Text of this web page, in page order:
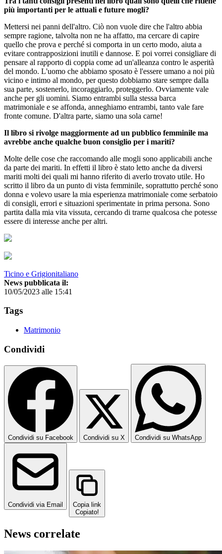
più importanti per le attuali e future mogli?
Mettersi nei panni dell'altro. Ciò non vuole dire che l'altro abbia
sempre ragione, talvolta non ne ha affatto, ma cercare di capire
quello che prova e perché si comporta in un certo modo, aiuta a
evitare contrapposizioni inutili e dannose. E poi vorrei consigliare di
pensare al rapporto di coppia come ad un'alleanza contro le asperità
del mondo. L'uomo che abbiamo sposato è l'essere umano a noi più
vicino e intimo al mondo, per questo dobbiamo stare sempre dalla
sua parte, sostenerlo, incoraggiarlo, proteggerlo. Ovviamente vale
anche per gli uomini. Siamo entrambi sulla stessa barca
matrimoniale e se affonda, anneghiamo entrambi, tanto vale fare
fronte comune. D'altra parte, siamo una sola carne!
Il libro si rivolge maggiormente ad un pubblico femminile ma
avrebbe anche qualche buon consiglio per i mariti?
Molte delle cose che raccomando alle mogli sono applicabili anche
da parte dei mariti. In effetti il libro è stato letto anche da diversi
mariti molti dei quali mi hanno riferito di averlo trovato utile. Ho
scritto il libro da un punto di vista femminile, soprattutto perché sono
donna e volevo usare la mia esperienza matrimoniale come serbatoio
di consigli, errori e situazioni sperimentate in prima persona. Sono
partita dalla mia vita vissuta, cercando di trarne qualcosa che potesse
essere di interesse anche per altri.
Ticino e Grigionitaliano
News pubblicata il:
10/05/2023 alle 15:41
Tags
Matrimonio
Condividi
Condividi su Facebook Condividi su X Condividi su WhatsApp
Condividi via Email
Copia link
Copiato!
News correlate